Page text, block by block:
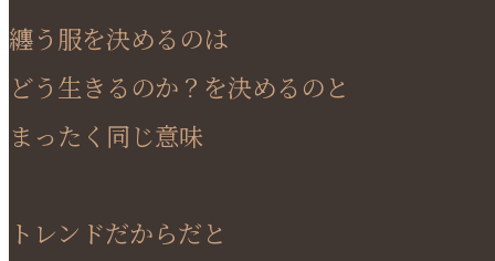
纏う服を決めるのは
どう生きるのか？を決めるのと
まったく同じ意味
トレンドだからだと